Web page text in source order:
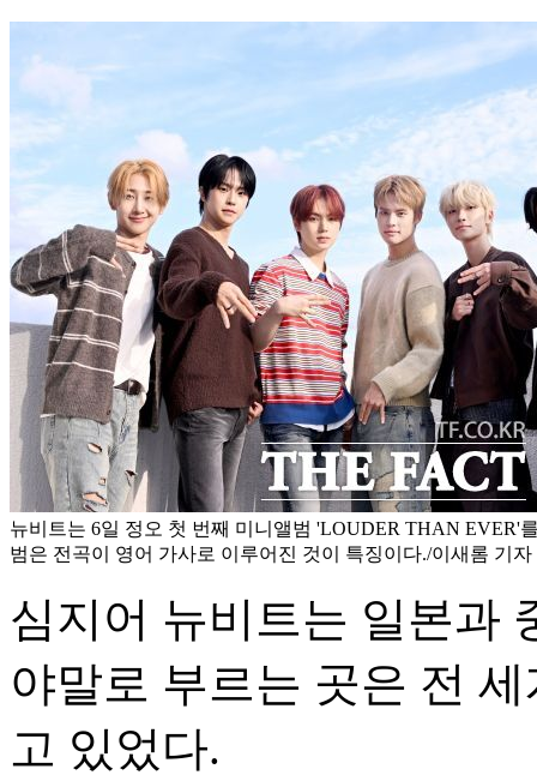
뉴비트는 6일 정오 첫 번째 미니앨범 'LOUDER THAN EVER'
범은 전곡이 영어 가사로 이루어진 것이 특징이다./이새롬 기자
심지어 뉴비트는 일본과
야말로 부르는 곳은 전
고 있었다.